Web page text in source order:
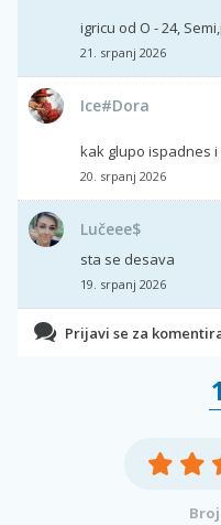
igricu od O - 24,
21. srpanj 2026
Ice#Dora
kak glupo ispadnes
20. srpanj 2026
Lučeee$
sta se desava
19. srpanj 2026
Prijavi se za
1